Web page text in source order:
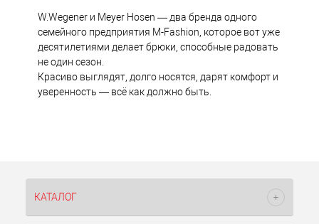
W.Wegener и Meyer Hosen — два бренда одного
семейного предприятия M-Fashion, которое вот уже
десятилетиями делает брюки, способные радовать
не один сезон.
Красиво выглядят, долго носятся, дарят комфорт и
уверенность — всё как должно быть.
КАТАЛОГ